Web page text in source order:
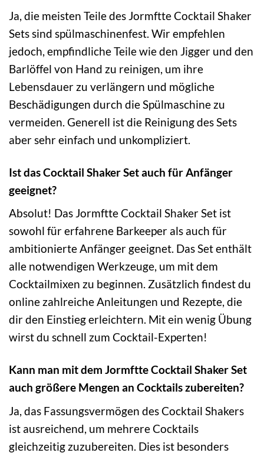
Ja, die meisten Teile des Jormftte Cocktail Shaker
Sets sind spülmaschinenfest. Wir empfehlen
jedoch, empfindliche Teile wie den Jigger und den
Barlöffel von Hand zu reinigen, um ihre
Lebensdauer zu verlängern und mögliche
Beschädigungen durch die Spülmaschine zu
vermeiden. Generell ist die Reinigung des Sets
aber sehr einfach und unkompliziert.
Ist das Cocktail Shaker Set auch für Anfänger
geeignet?
Absolut! Das Jormftte Cocktail Shaker Set ist
sowohl für erfahrene Barkeeper als auch für
ambitionierte Anfänger geeignet. Das Set enthält
alle notwendigen Werkzeuge, um mit dem
Cocktailmixen zu beginnen. Zusätzlich findest du
online zahlreiche Anleitungen und Rezepte, die
dir den Einstieg erleichtern. Mit ein wenig Übung
wirst du schnell zum Cocktail-Experten!
Kann man mit dem Jormftte Cocktail Shaker Set
auch größere Mengen an Cocktails zubereiten?
Ja, das Fassungsvermögen des Cocktail Shakers
ist ausreichend, um mehrere Cocktails
gleichzeitig zuzubereiten. Dies ist besonders